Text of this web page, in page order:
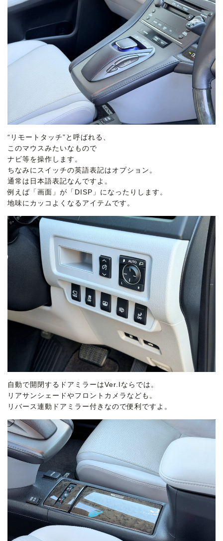
“リモートタッチ”と呼ばれる、
このマウスみたいなもので
ナビ等を操作します。
ちなみにスイッチの英語表記はオプション。
通常は日本語表記なんですよ。
例えば「画面」が「DISP」になったりします。
地味にカッコよくなるアイテムです。
自動で開閉するドアミラーはVer.Iならでは。
リアサンシェードやフロントカメラなども。
リバース連動ドアミラー付きなので便利ですよ。